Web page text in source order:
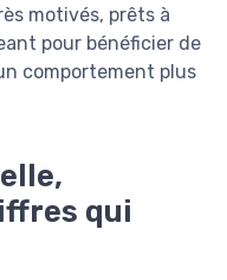
motivés, prêts à
pour bénéficier de
comportement plus
qui